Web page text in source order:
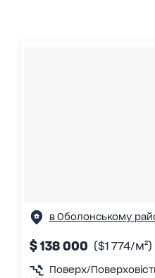
в Оболонському
$ 138 000 ($1 774/м²)
Поверх/